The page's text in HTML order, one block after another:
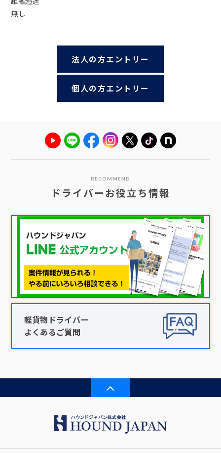
無し
法人の方エントリー
個人の方エントリー
RECOMMEND
ドライバーお役立ち情報
軽貨物ドライバー
よくあるご質問